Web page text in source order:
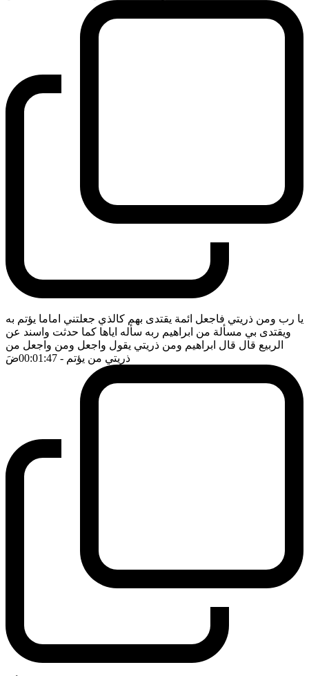
يا رب ومن ذريتي فاجعل ائمة يقتدى بهم كالذي جعلتني اماما يؤتم به
ويقتدى بي مسألة من ابراهيم ربه سأله اياها كما حدثت واسند عن
الربيع قال قال ابراهيم ومن ذريتي يقول واجعل ومن واجعل من
ذريتي من يؤتم - 00:01:47 ضَ